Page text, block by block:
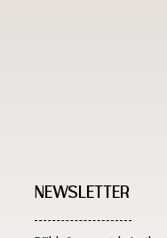
NEWSLETTER